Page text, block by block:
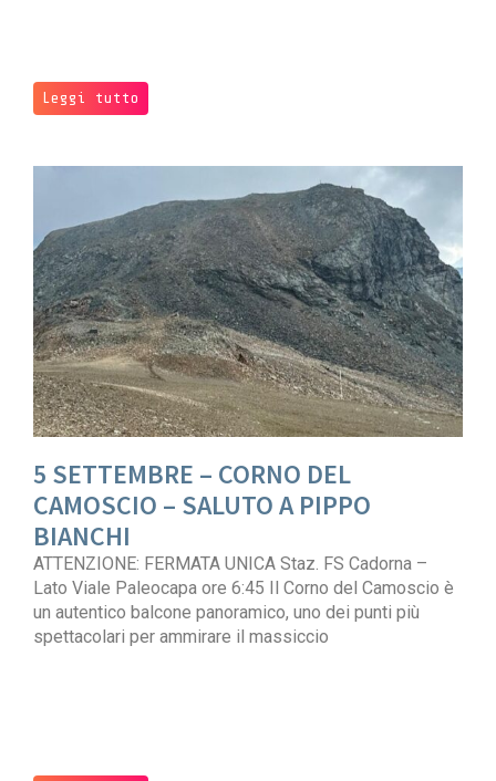
Leggi tutto
5 SETTEMBRE – CORNO DEL
CAMOSCIO – SALUTO A PIPPO
BIANCHI
ATTENZIONE: FERMATA UNICA Staz. FS Cadorna –
Lato Viale Paleocapa ore 6:45 Il Corno del Camoscio è
un autentico balcone panoramico, uno dei punti più
spettacolari per ammirare il massiccio